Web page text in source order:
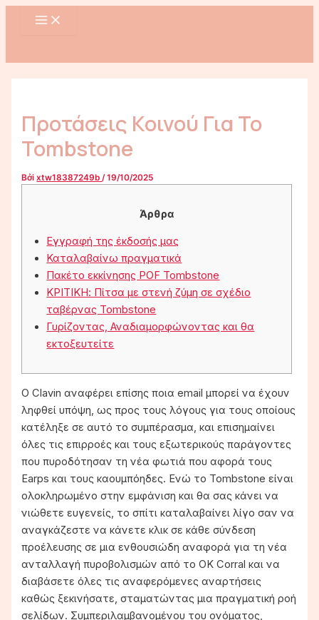
Nhảy
Προτάσεις Κοινού Για Το
Tombstone
Bởixtw18387249b/19/10/2025
Άρθρα
Εγγραφή της έκδοσής μας
Καταλαβαίνω πραγματικά
Πακέτο εκκίνησης POF Tombstone
ΚΡΙΤΙΚΗ: Πίτσα με στενή ζύμη σε σχέδιο
ταβέρνας Tombstone
Γυρίζοντας, Αναδιαμορφώνοντας και θα
εκτοξευτείτε
Ο Clavin αναφέρει επίσης ποια email μπορεί να έχουν
ληφθεί υπόψη, ως προς τους λόγους για τους οποίους
κατέληξε σε αυτό το συμπέρασμα, και επισημαίνει
όλες τις επιρροές και τους εξωτερικούς παράγοντες
που πυροδότησαν τη νέα φωτιά που αφορά τους
Earps και τους καουμπόηδες. Ενώ το Tombstone είναι
ολοκληρωμένο στην εμφάνιση και θα σας κάνει να
νιώθετε ευγενείς, το σπίτι καταλαβαίνει λίγο σαν να
αναγκάζεστε να κάνετε κλικ σε κάθε σύνδεση
προέλευσης σε μια ενθουσιώδη αναφορά για τη νέα
ανταλλαγή πυροβολισμών από το OK Corral και να
διαβάσετε όλες τις αναφερόμενες αναρτήσεις
καθώς ξεκινήσατε, σταματώντας μια πραγματική ροή
σελίδων. Συμπεριλαμβανομένου του ονόματος,
Điều
hướng